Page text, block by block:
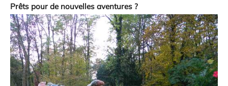
Prêts pour de nouvelles aventures ?